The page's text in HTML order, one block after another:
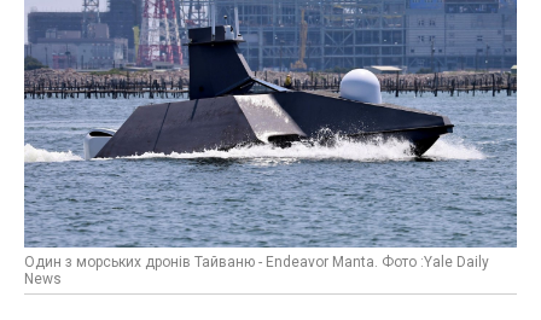
Один з морських дронів Тайваню - Endeavor Manta. Фото :Yale Daily
News